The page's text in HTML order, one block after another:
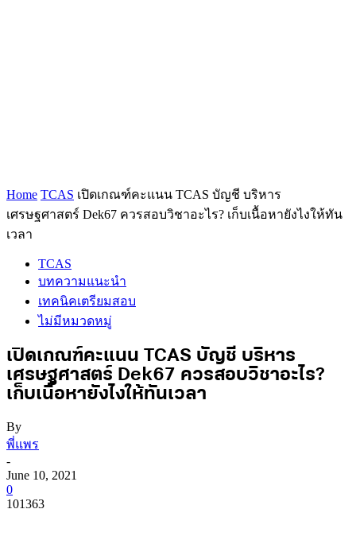
Home TCAS เปิดเกณฑ์คะแนน TCAS บัญชี บริหาร
เศรษฐศาสตร์ Dek67 ควรสอบวิชาอะไร? เก็บเนื้อหายังไงให้ทัน
เวลา
TCAS
บทความแนะนำ
เทคนิคเตรียมสอบ
ไม่มีหมวดหมู่
เปิดเกณฑ์คะแนน TCAS บัญชี บริหาร
เศรษฐศาสตร์ Dek67 ควรสอบวิชาอะไร?
เก็บเนื้อหายังไงให้ทันเวลา
By
พี่แพร
-
June 10, 2021
0
101363